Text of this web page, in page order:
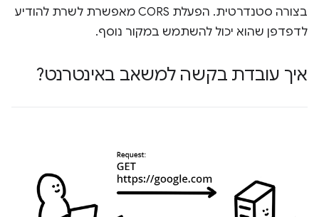
בצורה סטנדרטית. הפעלת CORS מאפשרת לשרת להודיע
לדפדפן שהוא יכול להשתמש במקור נוסף.
איך עובדת בקשה למשאב באינטרנט?